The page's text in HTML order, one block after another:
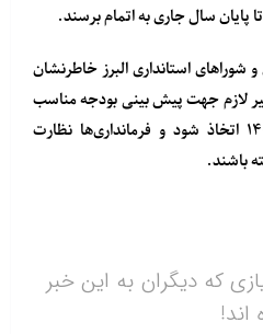
استانداری البرز خاطرنشان
لازم جهت پیش بینی بودجه مناسب
برای محلات هدف در سال ۱۴۰۴ اتخاذ شود و فرمانداری‌ها نظارت
باشند.
که دیگران به این خبر
اند!